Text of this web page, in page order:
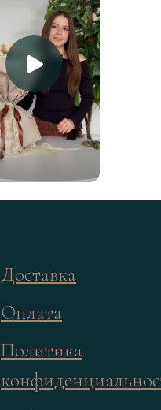
Доставка
Оплата
Политика